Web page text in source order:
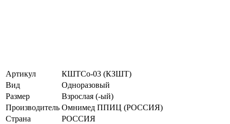
Артикул
КШТСо-03 (КЗШТ)
Вид
Одноразовый
Размер
Взрослая (-ый)
Производитель Омнимед ППИЦ (РОССИЯ)
Страна
РОССИЯ